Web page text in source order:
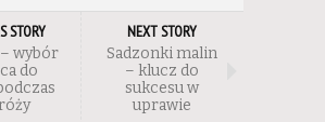
STORY
wybór
do
NEXT STORY
Sadzonki malin
– klucz do
sukcesu w
uprawie